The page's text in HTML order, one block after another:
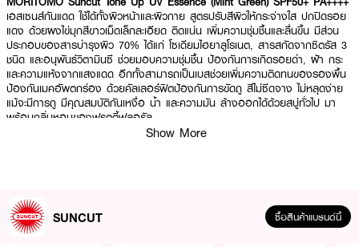
เอสเซนส์กันแดด ใช้ได้ทั้งผิวหน้าและผิวกาย สูตรปรับสีผิวให้กระจ่างใส ปกปิดรอย
แดง ด้วยผงไข่มุกสีขาวเม็ดเล็กละเอียด ติดแน่น เพิ่มความชุ่มชื้นและลื่นขึ้น มีส่วน
ประกอบของสารบำรุงผิว 70% ได้แก่ โซเดียมไฮยาลูโรเนต, สารสกัดจากซิตรัส 3
ชนิด และอนุพันธ์วิตามินซี ช่วยมอบความชุ่มชื้น ป้องกันการเกิดรอยดำ, ฝ้า กระ
และความแห้งจากแสงแดด อีกทั้งสามารถเป็นเบสช่วยเพิ่มความติดทนของรองพื้น
ป้องกันเมคอัพตกร่อง ด้วยคัลเลอร์ฟิตป้องกันการขัดถู สีไม่ซีดจาง ไม่หลุดง่าย
แม้จะมีการถู มีคุณสมบัติกันเหงื่อ น้ำ และความมัน ล้างออกได้ด้วยสบู่ทั่วไป มา
พร้อมกลิ่นหอมของฟรุตตี้ฟลอรัล
·ใช้ได้ทั้งผิวหน้าและผิวกาย กันเหงื่อ น้ำและความมัน
Show More
SUNCUT ซื้อสินค้าแบรนด์นี้